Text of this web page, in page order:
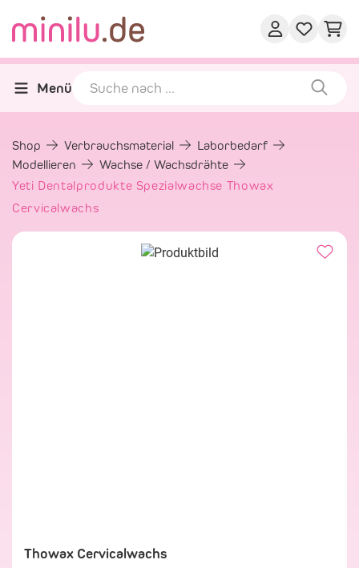
Menü
Shop Verbrauchsmaterial
Laborbedarf
Modellieren
Wachse / Wachsdrähte
Yeti Dentalprodukte Spezialwachse Thowax
Cervicalwachs
Thowax Cervicalwachs